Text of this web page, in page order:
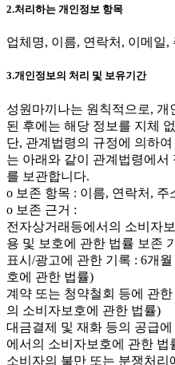
2.처리하는 개인정보 항목
업체명, 이름, 연락처, 이메일,
3.개인정보의 처리 및 보유기간
성원마끼나는 원칙적으로, 개
된 후에는 해당 정보를 지체
단, 관계법령의 규정에 의하
는 아래와 같이 관계법령에서
를 보관합니다.
ο 보존 항목 : 이름, 연락처, 주
ο 보존 근거 :
전자상거래등에서의 소비자
용 및 보호에 관한 법률 보존
표시/광고에 관한 기록 : 6개
호에 관한 법률)
계약 또는 청약철회 등에 관
의 소비자보호에 관한 법률)
대금결제 및 재화 등의 공급
에서의 소비자보호에 관한 법
소비자의 불만 또는 분쟁처리